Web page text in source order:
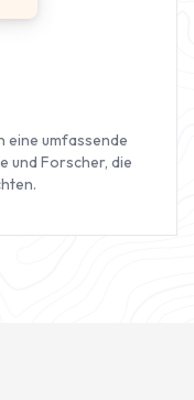
eine umfassende
und Forscher, die